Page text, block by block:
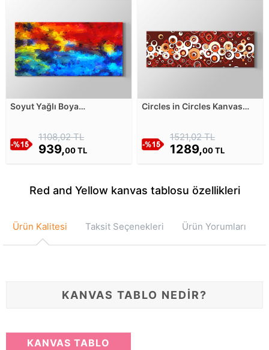
Soyut Yağlı Boya
1108,02 TL
939,00 TL
Circles in Circles Kanvas
1521,02 TL
1289,00 TL
Red and Yellow kanvas tablosu özellikleri
Ürün Kalitesi Taksit Seçenekleri Ürün Yorumları
KANVAS TABLO NEDİR?
KANVAS TABLO